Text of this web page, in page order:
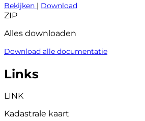
Bekijken | Download
ZIP
Alles downloaden
Download alle documentatie
Links
LINK
Kadastrale kaart